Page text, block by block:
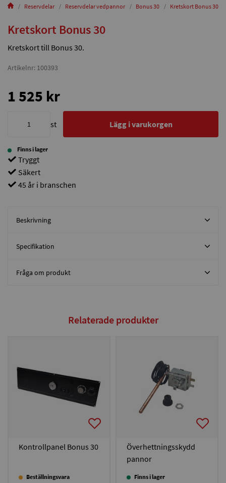
Reservdelar Reservdelar vedpannor Bonus 30 Kretskort Bonus 30
Kretskort Bonus 30
Kretskort till Bonus 30.
Artikelnr: 100393
1 525 kr
st Lägg i varukorgen
Finns i lager
Tryggt
Säkert
45 år i branschen
Beskrivning
Specifikation
Fråga om produkt
Relaterade produkter
Kontrollpanel Bonus 30
Beställningsvara
Överhettningsskydd
pannor
Finns i lager